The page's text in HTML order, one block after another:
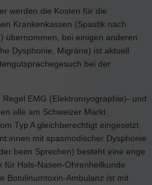
werden die Kosten für die
Krankenkassen (Spastik nach
übernommen, bei einigen anderen
Dysphonie, Migräne) ist aktuell
bei der
EMG (Elektromyographie)- und
alle am Schweizer Markt
Typ A gleichberechtigt eingesetzt.
mit spasmodischer Dysphonie
beim Sprechen) besteht eine enge
für Hals-Nasen-Ohrenheilkunde
Botulinumtoxin-Ambulanz ist mit